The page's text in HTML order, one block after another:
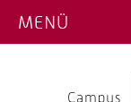
Hauptcampus
Umwelt-
Kontakt
MENÜ